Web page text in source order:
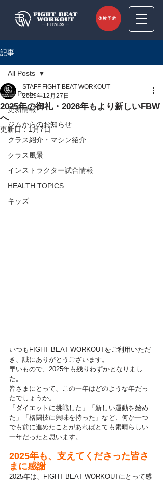
体験予約
記事
All Posts
更新情報
ジムからのお知らせ
クラス紹介・マシン紹介
クラス風景
インストラクター試合情報
HEALTH TOPICS
キッズ
All Posts
2025年の御礼・2026年もより新しいFBW
へ
STAFF FIGHT BEAT WORKOUT
2025年12月27日
更新日： 1月7日
いつもFIGHT BEAT WORKOUTをご利用いただ
き、誠にありがとうございます。
早いもので、2025年も残りわずかとなりまし
た。
皆さまにとって、この一年はどのような年だっ
たでしょうか。
「ダイエットに挑戦した」「新しい運動を始め
た」「格闘技に興味を持った」など、何か一つ
でも前に進めたことがあればとても素晴らしい
一年だったと思います。
2025年も、支えてくださった皆さ
まに感謝
2025年は、FIGHT BEAT WORKOUTにとって感